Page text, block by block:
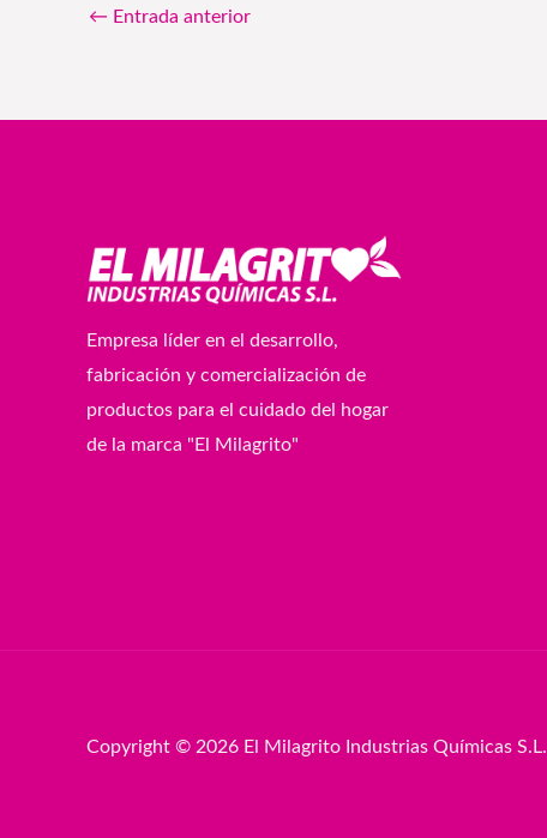
← Entrada anterior
Empresa líder en el desarrollo,
fabricación y comercialización de
productos para el cuidado del hogar
de la marca "El Milagrito"
Copyright © 2026 El Milagrito Industrias Químicas S.L.